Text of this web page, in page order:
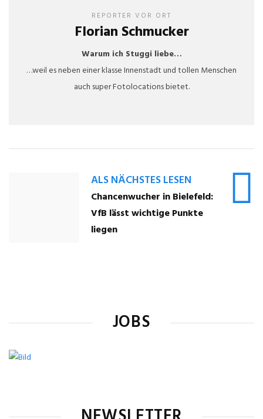
REPORTER VOR ORT
Florian Schmucker
Warum ich Stuggi liebe…
…weil es neben einer klasse Innenstadt und tollen Menschen
auch super Fotolocations bietet.
ALS NÄCHSTES LESEN
Chancenwucher in Bielefeld:
VfB lässt wichtige Punkte
liegen
JOBS